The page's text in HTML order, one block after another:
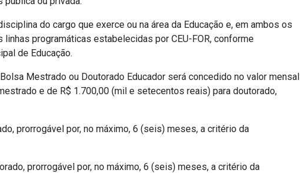
do cargo que exerce ou na área da Educação e, em ambos os
programáticas estabelecidas por CEU-FOR, conforme
de Educação.
Mestrado ou Doutorado Educador será concedido no valor mensal
e de R$ 1.700,00 (mil e setecentos reais) para doutorado,
prorrogável por, no máximo, 6 (seis) meses, a critério da
prorrogável por, no máximo, 6 (seis) meses, a critério da